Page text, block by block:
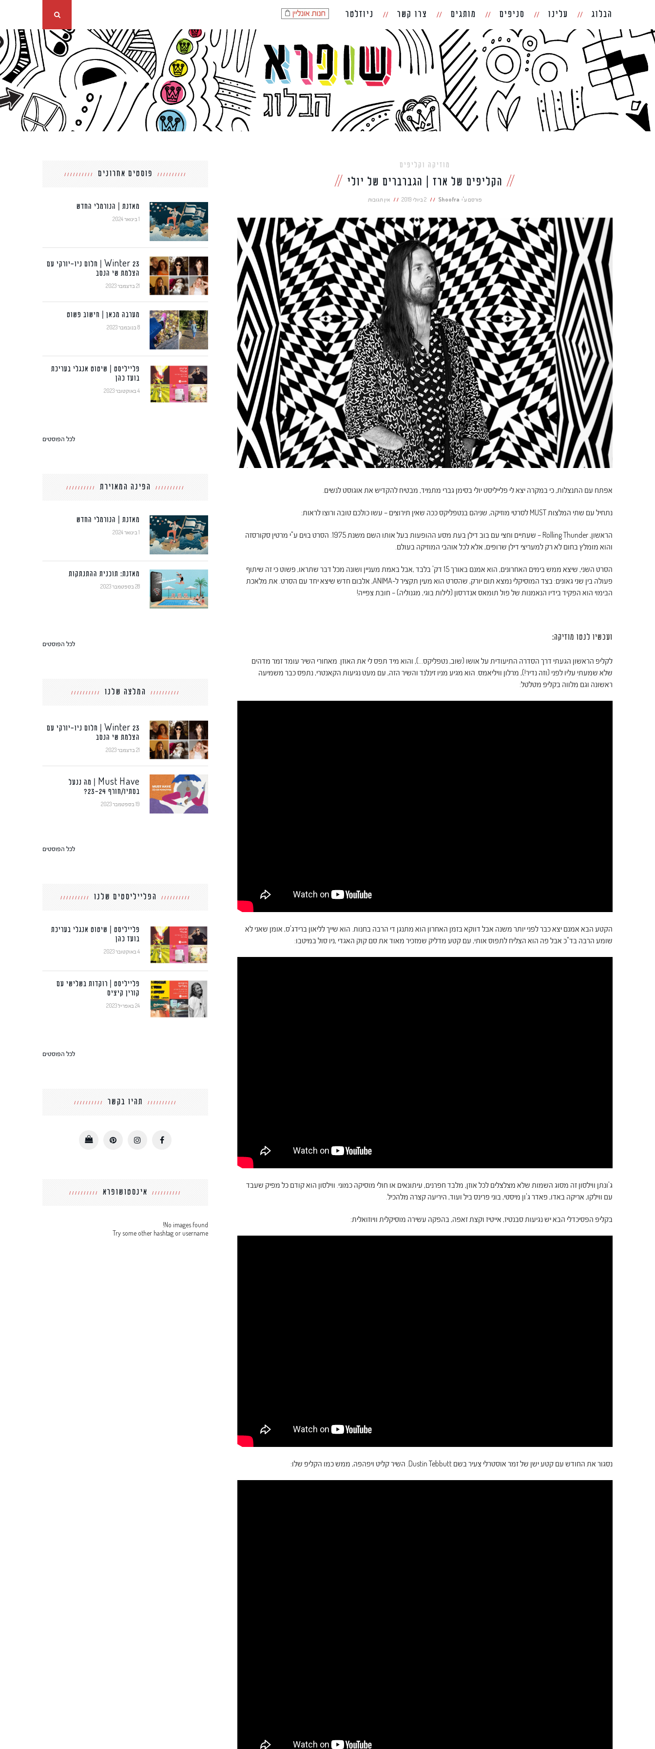
הבלוג עלינו סניפים מותגים צרו קשר ניוזלטר
מוזיקה וקליפים
הקליפים של ארז | הגברברים של יולי
פורסם ע"י Shoofra 2 ביולי 2019 אין תגובות
אפתח עם התנצלות, כי במקרה יצא לי פלייליסט יולי בסימן גברי מתמיד, מבטיח להקדיש את אוגוסט לנשים.
נתחיל עם שתי המלצות MUST לסרטי מוזיקה, שניהם בנטפליקס ככה שאין תירוצים – עשו כולכם טובה ורוצו לראות:
הראשון, Rolling Thunder – שעתיים וחצי עם בוב דילן בעת מסע ההופעות בעל אותו השם משנת 1975. הסרט בוים ע"י מרטין סקורסזה
והוא מומלץ בחום לא רק למעריצי דילן שרופים, אלא לכל אוהבי המוזיקה בעולם.
הסרט השני, שיצא ממש בימים האחרונים, הוא אמנם באורך 15 דק' בלבד ,אבל באמת מעניין ושונה מכל דבר שתראו, פשוט כי זה שיתוף
פעולה בין שני גאונים: בצד המוסיקלי נמצא תום יורק, שהסרט הוא מעין תקציר ל-ANIMA, אלבום חדש שיצא יחד עם הסרט. את מלאכת
הבימוי הוא הפקיד בידיו הנאמנות של פול תומאס אנדרסון (לילות בוגי, מגנוליה) – חובת צפייה!
ועכשיו לנטו מוזיקה:
לקליפ הראשון הגעתי דרך הסדרה התיעודית על אושו (שוב, נטפליקס…), והוא מיד תפס לי את האוזן. מאחורי השיר עומד זמר מדהים
שלא שמעתי עליו לפני (וזה נדיר!), מרלון וויליאמס. הוא מגיע מניו זינלנד והשיר הזה, עם מעט נגיעות הקאנטרי, נתפס כבר משמיעה
ראשונה וגם מלווה בקליפ מטלטל:
הקטע הבא אמנם יצא כבר לפני יותר משנה אבל דווקא בזמן האחרון הוא מתנגן די הרבה בחנות. הוא שייך לליאון ברידג'ס, אומן שאני לא
שומע הרבה בד"כ אבל פה הוא הצליח לתפוס אותי, עם קטע מדליק שמזכיר מאוד את סם קוק האגדי ,ניו סול במיטבו:
ג'ונתן ווילסון זה מסוג השמות שלא מצלצלים לכל אוזן, מלבד חפרנים, עיתונאים או חולי מוסיקה כמוני. ווילסון הוא קודם כל מפיק שעבד
עם ווילקו, אריקה באדו, פאדר ג'ון מיסטי, בוני פרינס ביל ועוד, היריעה קצרה מלהכיל.
בקליפ הפסיכדלי הבא יש נגיעות סבנטיז, אייטיז וקצת זאפה, בהפקה עשירה מוסיקלית וויוזואלית:
נסגור את החודש עם קטע ישן של זמר אוסטרלי צעיר בשם Dustin Tebbutt. השיר קליט ויפהפה, ממש כמו הקליפ שלו:
פוסטים אחרונים
מאזנת | הנורמלי החדש
1 בינואר 2024
Winter 23 | חלום ניו-יורקי עם
הצלמת שי הנסב
21 בדצמבר 2023
מערבה מכאן | חישוב פשוט
8 בנובמבר 2023
פלייליסט | שיטוט אנגלי בעריכת
בועז כהן
4 באוקטובר 2023
לכל הפוסטים
הפינה המאוירת
מאזנת | הנורמלי החדש
1 בינואר 2024
מאזנת: תוכנית ההתנתקות
28 בספטמבר 2023
לכל הפוסטים
המלצה שלנו
Winter 23 | חלום ניו-יורקי עם
הצלמת שי הנסב
21 בדצמבר 2023
Must Have | מה ננעל
בסתיו/חורף 23-24?
19 בספטמבר 2023
לכל הפוסטים
הפלייליסטים שלנו
פלייליסט | שיטוט אנגלי בעריכת
בועז כהן
4 באוקטובר 2023
פלייליסט | רוקדות בשלישי עם
קורין קיציס
24 באפריל 2023
לכל הפוסטים
תהיו בקשר
אינסטושופרא
No images found!
Try some other hashtag or username